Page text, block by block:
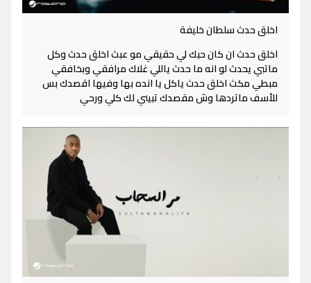
اخلق حدث سلطان خليفة
اخلق حدث ان كان حبك لي حقيقي مو عبث اخلق حدث وكل
ماتبي يحدث لو انه ما حدث ياللي غلاك مرافقي وبخافقي
مبطي مكث اخلق حدث ياكل يا انده بها وفيها اقصدك بس
للأسف ماتردها وش مقصدك تبيني لك كلي ورحي